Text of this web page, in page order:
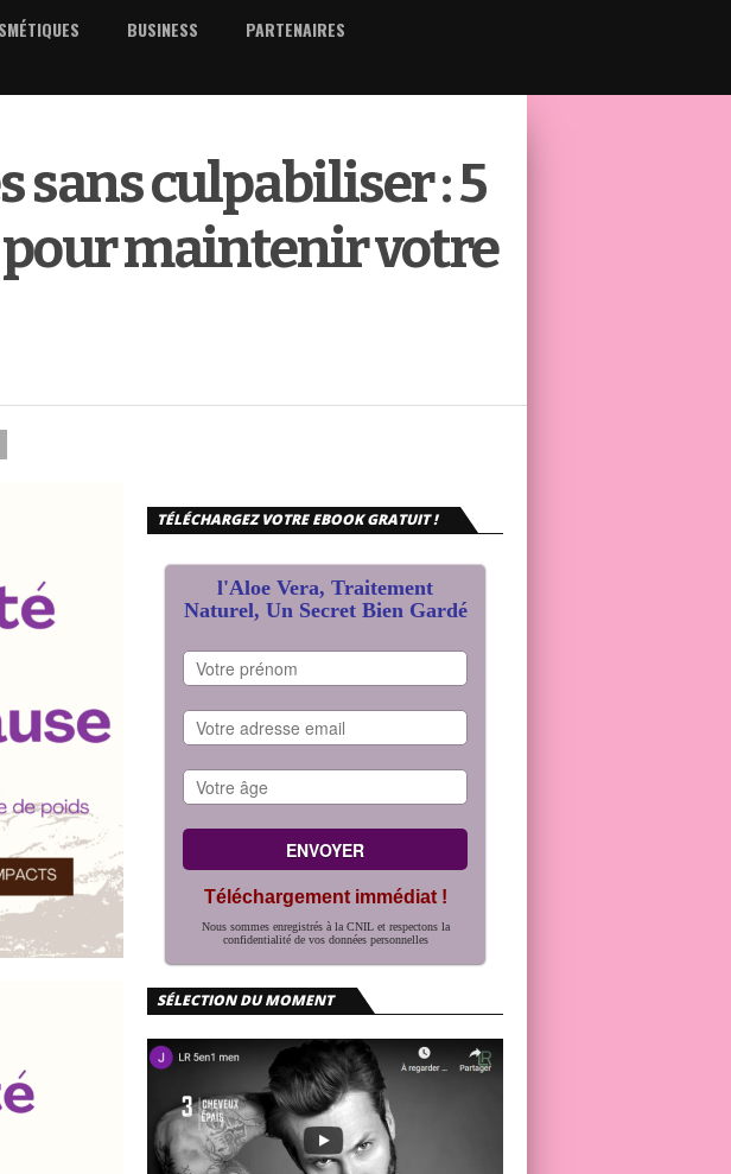
BUSINESS PARTENAIRES
sans culpabiliser : 5
pour maintenir votre
TÉLÉCHARGEZ VOTRE EBOOK GRATUIT !
l'Aloe Vera, Traitement
Naturel, Un Secret Bien Gardé
Téléchargement immédiat !
Nous sommes enregistrés à la CNIL et respectons la
confidentialité de vos données personnelles
SÉLECTION DU MOMENT